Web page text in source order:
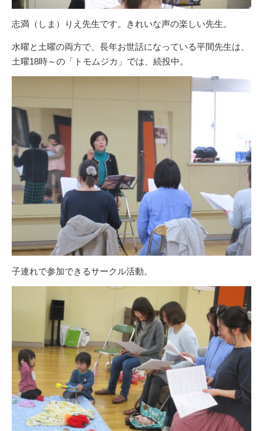
志満（しま）りえ先生です。きれいな声の楽しい先生。
水曜と土曜の両方で、長年お世話になっている平間先生は、
土曜18時～の「トモムジカ」では、続投中。
子連れで参加できるサークル活動。